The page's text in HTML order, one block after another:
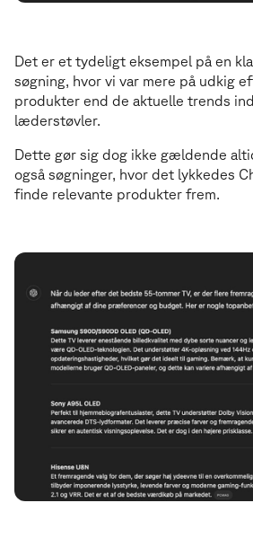
Det er et tydeligt eksempel på en
søgning, hvor vi var mere på udkig
produkter end de aktuelle trends
læderstøvler.
Dette gør sig dog ikke gældende
også søgninger, hvor det lykkedes
finde relevante produkter frem.